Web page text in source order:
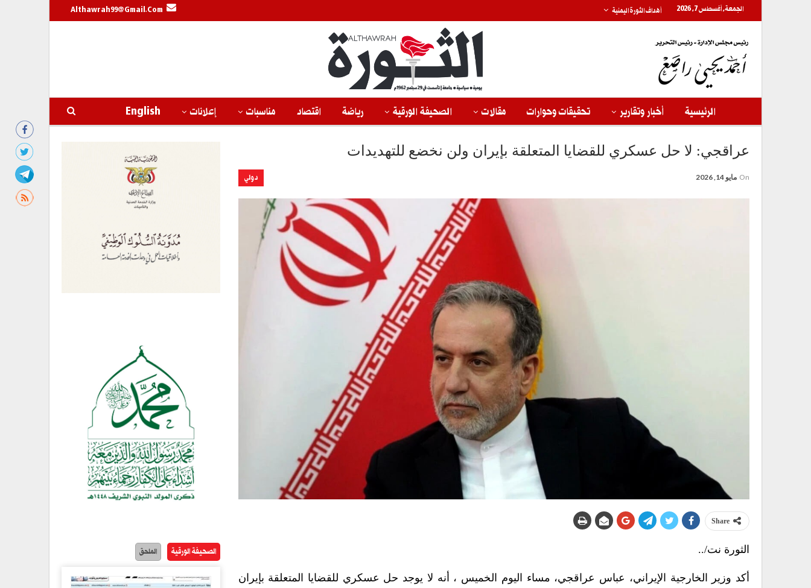
الجمعة, أغسطس 7, 2026 أهداف الثورة اليمنية Althawrah99@gmail.com
الرئيسية أخبار وتقارير تحقيقات وحوارات مقالات الصحيفة الورقية رياضة اقتصاد مناسبات إعلانات English
عراقجي: لا حل عسكري للقضايا المتعلقة بإيران ولن نخضع للتهديدات
دولي On مايو 14, 2026
Share
الثورة نت/..
أكد وزير الخارجية الإيراني، عباس عراقجي، مساء اليوم الخميس ، أنه لا يوجد حل عسكري للقضايا المتعلقة بإيران
الصحيفة الورقية الملحق